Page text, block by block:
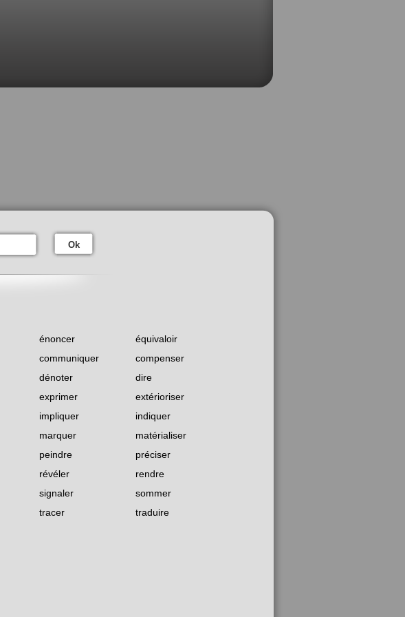
Ok
énoncer
équivaloir
communiquer
compenser
dénoter
dire
exprimer
extérioriser
impliquer
indiquer
marquer
matérialiser
peindre
préciser
révéler
rendre
signaler
sommer
tracer
traduire